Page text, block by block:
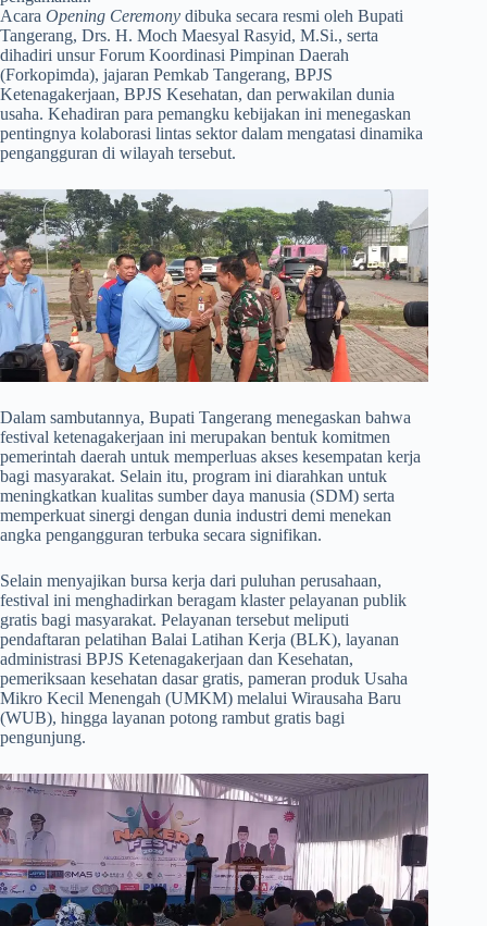
​Acara Opening Ceremony dibuka secara resmi oleh Bupati
Tangerang, Drs. H. Moch Maesyal Rasyid, M.Si., serta
dihadiri unsur Forum Koordinasi Pimpinan Daerah
(Forkopimda), jajaran Pemkab Tangerang, BPJS
Ketenagakerjaan, BPJS Kesehatan, dan perwakilan dunia
usaha. Kehadiran para pemangku kebijakan ini menegaskan
pentingnya kolaborasi lintas sektor dalam mengatasi dinamika
pengangguran di wilayah tersebut.
​Dalam sambutannya, Bupati Tangerang menegaskan bahwa
festival ketenagakerjaan ini merupakan bentuk komitmen
pemerintah daerah untuk memperluas akses kesempatan kerja
bagi masyarakat. Selain itu, program ini diarahkan untuk
meningkatkan kualitas sumber daya manusia (SDM) serta
memperkuat sinergi dengan dunia industri demi menekan
angka pengangguran terbuka secara signifikan.
​Selain menyajikan bursa kerja dari puluhan perusahaan,
festival ini menghadirkan beragam klaster pelayanan publik
gratis bagi masyarakat. Pelayanan tersebut meliputi
pendaftaran pelatihan Balai Latihan Kerja (BLK), layanan
administrasi BPJS Ketenagakerjaan dan Kesehatan,
pemeriksaan kesehatan dasar gratis, pameran produk Usaha
Mikro Kecil Menengah (UMKM) melalui Wirausaha Baru
(WUB), hingga layanan potong rambut gratis bagi
pengunjung.